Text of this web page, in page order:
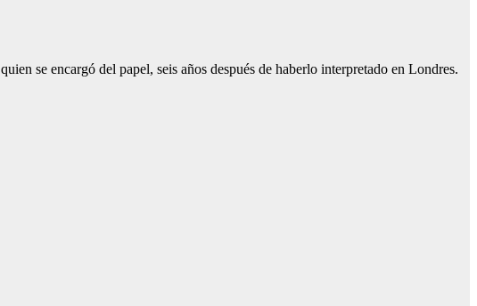
quien se encargó del papel, seis años después de haberlo interpretado en Londres.